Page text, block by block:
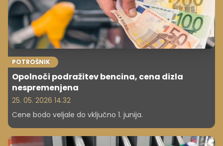
POTROŠNIK
Opolnoči podražitev bencina, cena dizla
nespremenjena
25. 05. 2026 14.32
Cene bodo veljale do vključno 1. junija.